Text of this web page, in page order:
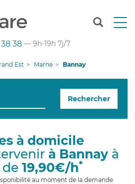
T
n
g
38 — 9h-19h 7j/7
Est Marne Bannay
Rechercher
à domicile
à Bannayà
19,90€/h*
au moment de la demande